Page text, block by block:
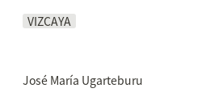
VIZCAYA
José María Ugarteburu